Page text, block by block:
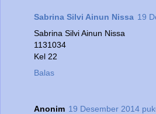
Sabrina Silvi Ainun Nissa 19
Sabrina Silvi Ainun Nissa
1131034
Kel 22
Balas
Anonim 19 Desember 2014